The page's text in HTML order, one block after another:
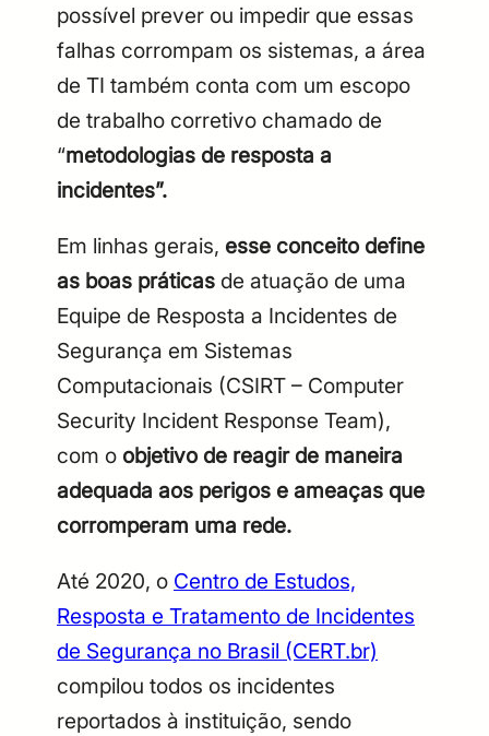
possível prever ou impedir que essas
falhas corrompam os sistemas, a área
de TI também conta com um escopo
de trabalho corretivo chamado de
“metodologias de resposta a
incidentes”.
Em linhas gerais, esse conceito define
as boas práticas de atuação de uma
Equipe de Resposta a Incidentes de
Segurança em Sistemas
Computacionais (CSIRT – Computer
Security Incident Response Team),
com o objetivo de reagir de maneira
adequada aos perigos e ameaças que
corromperam uma rede.
Até 2020, o Centro de Estudos,
Resposta e Tratamento de Incidentes
de Segurança no Brasil (CERT.br)
compilou todos os incidentes
reportados à instituição, sendo